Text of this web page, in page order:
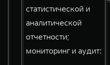
статистической и
аналитической
отчетности;
мониторинг и аудит: